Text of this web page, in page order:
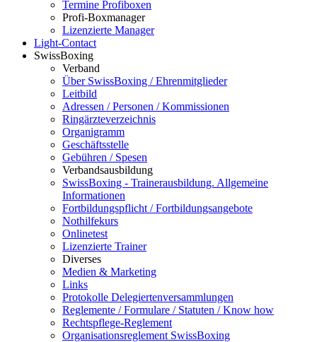
Termine Profiboxen
Profi-Boxmanager
Lizenzierte Manager
Light-Contact
SwissBoxing
Verband
Über SwissBoxing / Ehrenmitglieder
Leitbild
Adressen / Personen / Kommissionen
Ringärzteverzeichnis
Organigramm
Geschäftsstelle
Gebühren / Spesen
Verbandsausbildung
SwissBoxing - Trainerausbildung. Allgemeine
Informationen
Fortbildungspflicht / Fortbildungsangebote
Nothilfekurs
Onlinetest
Lizenzierte Trainer
Diverses
Medien & Marketing
Links
Protokolle Delegiertenversammlungen
Reglemente / Formulare / Statuten / Know how
Rechtspflege-Reglement
Organisationsreglement SwissBoxing